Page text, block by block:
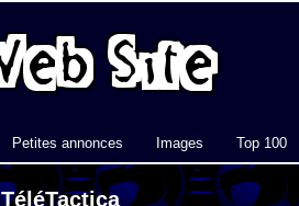
Petites annonces Images Top 100